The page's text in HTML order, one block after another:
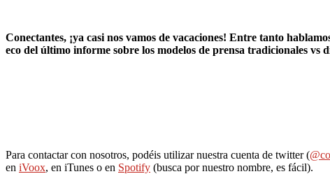
Conectantes, ¡ya casi nos vamos de vacaciones! Entre tanto
eco del último informe sobre los modelos de prensa tradicionales vs
Para contactar con nosotros, podéis utilizar nuestra cuenta de twitter (
en iVoox, en iTunes o en Spotify (busca por nuestro nombre, es fácil).